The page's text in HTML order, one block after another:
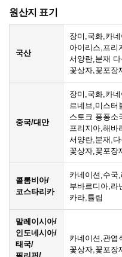
원산지 표기
국산
장미,국화,카
아이리스,프리
서양란,분재
꽃상자,꽃포장
중국/대만
장미,국화,카
르네브,미스터
스토크 퐁퐁소
프리지아,해바
서양란,분재,
꽃상자,꽃포장
콜롬비아/
코스타리카
카네이션,수국
부바르디아,라
카라,튤립
말레이시아/
인도네시아/
태국/
카네이션,관엽
꽃상자,꽃포장